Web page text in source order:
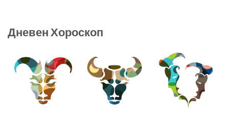
Дневен Хороскоп